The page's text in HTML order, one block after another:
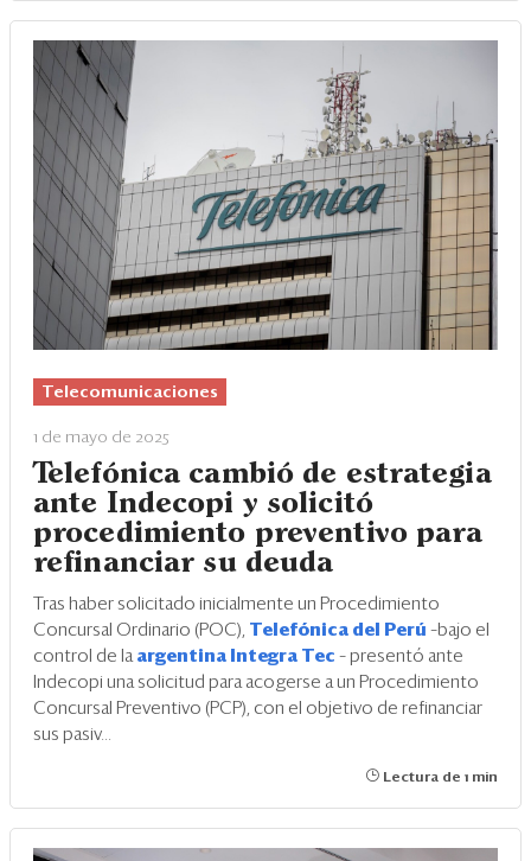
Telecomunicaciones
1 de mayo de 2025
Telefónica cambió de estrategia
ante Indecopi y solicitó
procedimiento preventivo para
refinanciar su deuda
Tras haber solicitado inicialmente un Procedimiento
Concursal Ordinario (POC), Telefónica del Perú –bajo el
control de la argentina Integra Tec – presentó ante
Indecopi una solicitud para acogerse a un Procedimiento
Concursal Preventivo (PCP), con el objetivo de refinanciar
sus pasiv...
Lectura de 1 min